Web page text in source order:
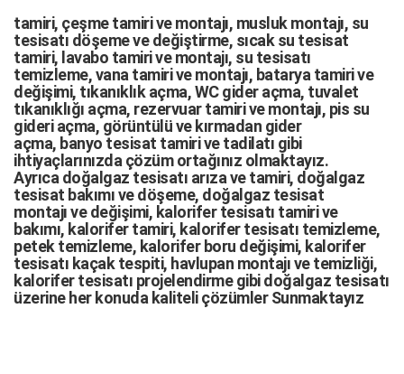
tamiri, çeşme tamirivemontajı, musluk montajı, su
tesisatı döşemeve değiştirme, sıcak su tesisat
tamiri, lavabo tamirivemontajı, su tesisatı
temizleme,vana tamirivemontajı, batarya tamirive
değişimi, tıkanıklık açma,WC gider açma, tuvalet
tıkanıklığı açma, rezervuar tamirive montajı, pis su
gideri açma, görüntülü ve kırmadan gider
açma, banyo tesisat tamirivetadilatı gibi
ihtiyaçlarınızda çözüm ortağınız olmaktayız.
Ayrıca doğalgaz tesisatı arızave tamiri, doğalgaz
tesisat bakımıve döşeme, doğalgaz tesisat
montajıve değişimi, kalorifer tesisatı tamiri ve
bakımı, kalorifer tamiri, kalorifer tesisatı temizleme,
petek temizleme, kalorifer boru değişimi, kalorifer
tesisatı kaçak tespiti, havlupan montajı ve temizliği,
kalorifer tesisatı projelendirme gibi d oğalgaz tesisatı
üzerine her konuda kaliteli çözümler Sunmaktayız